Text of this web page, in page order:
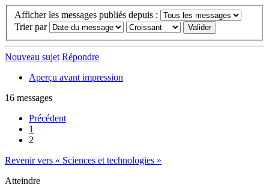
Afficher les messages publiés depuis :
Trier par
Nouveau sujet Répondre
Aperçu avant impression
16 messages
Précédent
1
2
Revenir vers « Sciences et technologies »
Atteindre